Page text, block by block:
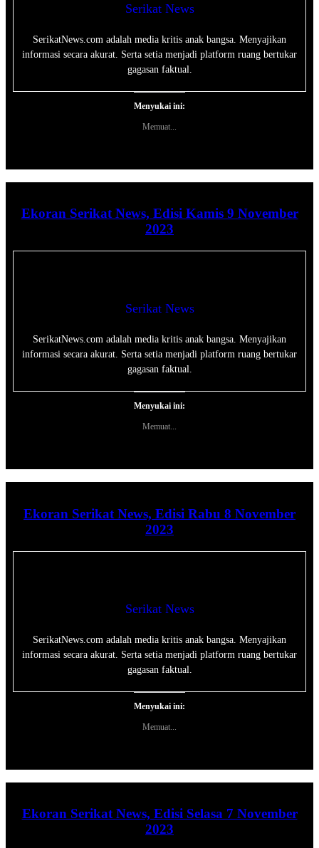
Serikat News
SerikatNews.com adalah media kritis anak bangsa. Menyajikan
informasi secara akurat. Serta setia menjadi platform ruang bertukar
gagasan faktual.
Menyukai ini:
Memuat...
Ekoran Serikat News, Edisi Kamis 9 November
2023
Serikat News
SerikatNews.com adalah media kritis anak bangsa. Menyajikan
informasi secara akurat. Serta setia menjadi platform ruang bertukar
gagasan faktual.
Menyukai ini:
Memuat...
Ekoran Serikat News, Edisi Rabu 8 November
2023
Serikat News
SerikatNews.com adalah media kritis anak bangsa. Menyajikan
informasi secara akurat. Serta setia menjadi platform ruang bertukar
gagasan faktual.
Menyukai ini:
Memuat...
Ekoran Serikat News, Edisi Selasa 7 November
2023